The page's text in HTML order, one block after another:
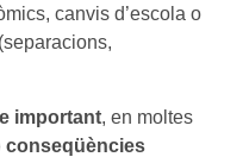
canvis d’escola o
important, en moltes
conseqüències